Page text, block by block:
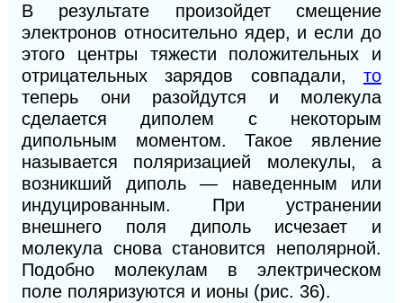
В результате произойдет смещение
электронов относительно ядер, и если до
этого центры тяжести положительных и
отрицательных зарядов совпадали, то
теперь они разойдутся и молекула
сделается диполем с некоторым
дипольным моментом. Такое явление
называется поляризацией молекулы, а
возникший диполь — наведенным или
индуцированным. При устранении
внешнего поля диполь исчезает и
молекула снова становится неполярной.
Подобно молекулам в электрическом
поле поляризуются и ионы (рис. 36).